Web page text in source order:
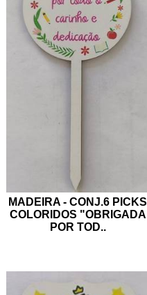
MADEIRA - CONJ.6 PICKS
COLORIDOS "OBRIGADA
POR TOD..